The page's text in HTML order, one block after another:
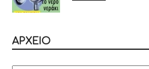
ΑΡΧΕΙΟ
ΑΡΧΕΙΟ